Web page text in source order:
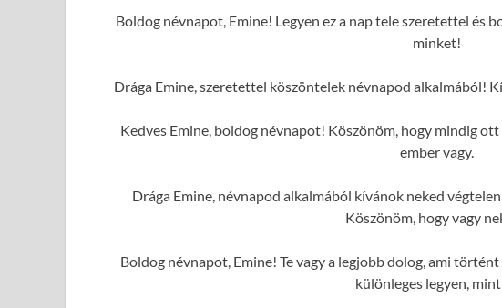
Boldog névnapot, Emine! Legyen ez a nap tele szeretettel és
minket!
Drága Emine, szeretettel köszöntelek névnapod alkalmából!
Kedves Emine, boldog névnapot! Köszönöm, hogy mindig
ember vagy.
Drága Emine, névnapod alkalmából kívánok neked
Köszönöm, hogy vagy
Boldog névnapot, Emine! Te vagy a legjobb dolog, ami
különleges legyen, mint